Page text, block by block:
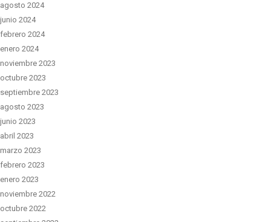
agosto 2024
junio 2024
febrero 2024
enero 2024
noviembre 2023
octubre 2023
septiembre 2023
agosto 2023
junio 2023
abril 2023
marzo 2023
febrero 2023
enero 2023
noviembre 2022
octubre 2022